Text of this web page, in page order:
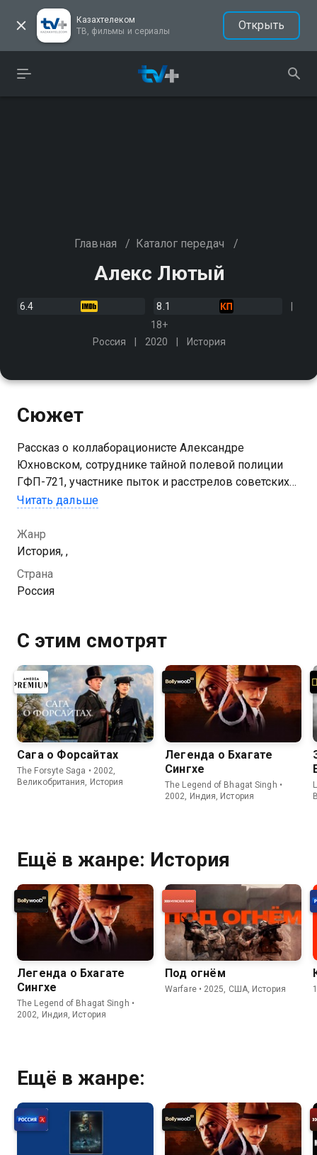
Казахтелеком
ТВ, фильмы и сериалы
Открыть
Главная / Каталог передач /
Алекс Лютый
6.4
8.1
18+
Россия
2020 История
Сюжет
Рассказ о коллаборационисте Александре
Юхновском, сотруднике тайной полевой полиции
ГФП-721, участнике пыток и расстрелов советских
граждан
Читать дальше
Жанр
История, ,
Страна
Россия
С этим смотрят
Сага о Форсайтах
The Forsyte Saga • 2002,
Великобритания, История
Легенда о Бхагате
Сингхе
The Legend of Bhagat Singh •
2002, Индия, История
Ещё в жанре: История
Легенда о Бхагате
Сингхе
The Legend of Bhagat Singh •
2002, Индия, История
Под огнём
Warfare • 2025, США, История
Ещё в жанре: